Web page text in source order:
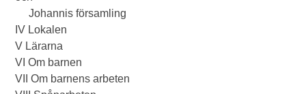
Johannis församling
IV Lokalen
V Lärarna
VI Om barnen
VII Om barnens arbeten